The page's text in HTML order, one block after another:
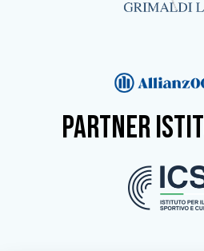
partner